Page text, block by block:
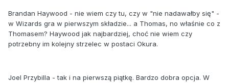
Brandan Haywood - nie wiem czy tu, czy w "nie nadawałby się" -
w Wizards gra w pierwszym składzie... a Thomas, no właśnie co z
Thomasem? Haywood jak najbardziej, choć nie wiem czy
potrzebny im kolejny strzelec w postaci Okura.
Joel Przybilla - tak i na pierwszą piątkę. Bardzo dobra opcja. W